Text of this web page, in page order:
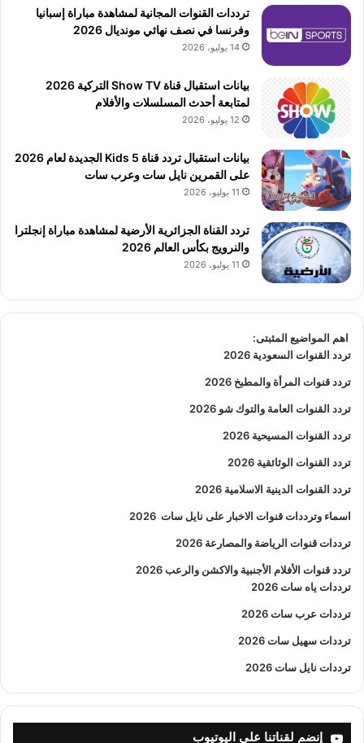
ترددات القنوات المجانية لمشاهدة مباراة إسبانيا
وفرنسا في نصف نهائي مونديال 2026
14 يوليو، 2026
بيانات استقبال قناة Show TV التركية 2026
لمتابعة أحدث المسلسلات والأفلام
12 يوليو، 2026
بيانات استقبال تردد قناة 5 Kids الجديدة لعام 2026
على القمرين نايل سات وعرب سات
11 يوليو، 2026
تردد القناة الجزائرية الأرضية لمشاهدة مباراة إنجلترا
والنرويج بكأس العالم 2026
11 يوليو، 2026
اهم المواضيع المثبتى:
تردد القنوات السعودية 2026
تردد قنوات المرأة والمطبخ 2026
تردد القنوات العامة والتوك شو 2026
تردد القنوات المسيحية 2026
تردد القنوات الوثائقية 2026
تردد القنوات الدينية الاسلامية 2026
اسماء وترددات قنوات الاخبار على نايل سات 2026
ترددات قنوات الرياضة والمصارعة 2026
تردد قنوات الأفلام الأجنبية والاكشن والرعب2026
ترددات ياه سات 2026
ترددات عرب سات 2026
ترددات سهيل سات 2026
ترددات نايل سات 2026
إنضم لقناتنا على اليوتيوب